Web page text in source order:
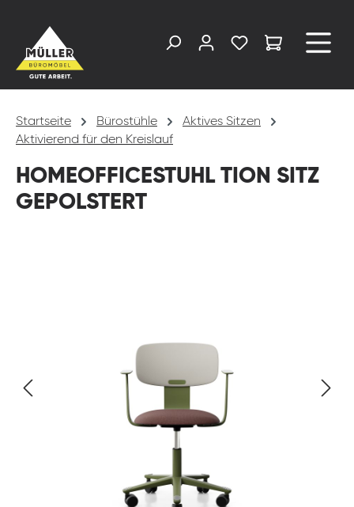
Startseite Bürostühle
Aktives Sitzen
Aktivierend für den Kreislauf
HOMEOFFICESTUHL TION SITZ
GEPOLSTERT